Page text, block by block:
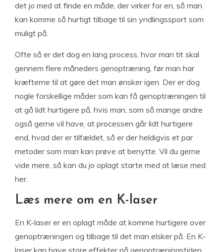
det jo med at finde en måde, der virker for en, så man
kan komme så hurtigt tilbage til sin yndlingssport som
muligt på.
Ofte så er det dog en lang process, hvor man tit skal
gennem flere måneders genoptræning, før man har
kræfterne til at gøre det man ønsker igen. Der er dog
nogle forskellige måder som kan få genoptræningen til
at gå lidt hurtigere på, hvis man, som så mange andre
også gerne vil have, at processen går lidt hurtigere
end, hvad der er tilfældet, så er der heldigvis et par
metoder som man kan prøve at benytte. Vil du gerne
vide mere, så kan du jo oplagt starte med at læse med
her.
Læs mere om en K-laser
En K-laser er en oplagt måde at komme hurtigere over
genoptræningen og tilbage til det man elsker på. En K-
laser kan have store effekter på genoptræningstiden,